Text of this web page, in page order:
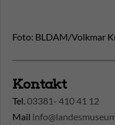
Foto: BLDAM/Volkmar
Kontakt
Tel.03381- 410 41 12
Mail